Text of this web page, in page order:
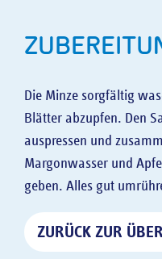
Die Minze sorgfältig
Blätter abzupfen. Den
auspressen und
Margonwasser und
geben. Alles gut
ZURÜCK ZUR